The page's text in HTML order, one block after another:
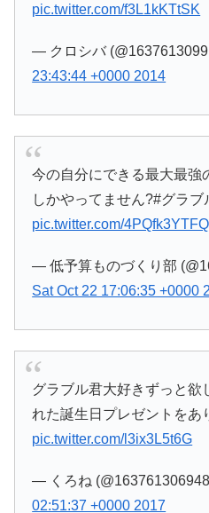
pic.twitter.com/f3L1kKTtSK
— クロシバ
23:43:44 +0000 2014
今の自分にできる最大最強
しかやってません?#グラブ
pic.twitter.com/4PQfk3YTFQ
— 低予算ものづくり部
Sat Oct 22 17:06:35 +0000
グラブル君大好きずっと欲
れた誕生日プレゼントをあ
pic.twitter.com/l3ix3L5t6G
— くろね
02:51:37 +0000 2017